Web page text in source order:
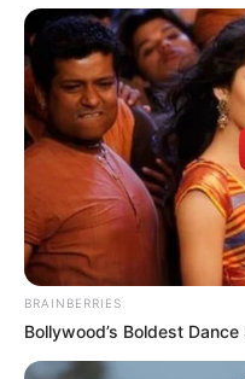
Fonte:Elo7
BRAINBERRIES
Bollywood’s Boldest